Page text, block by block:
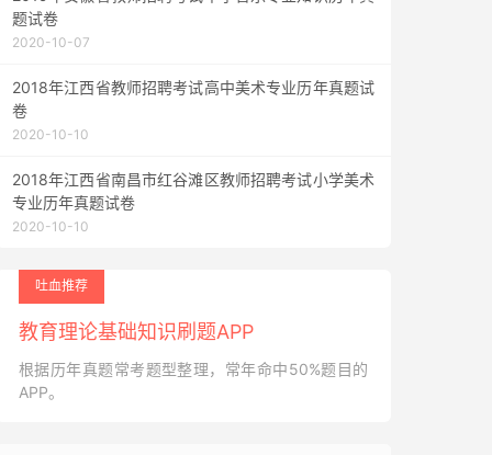
题试卷
2020-10-07
2018年江西省教师招聘考试高中美术专业历年真题试
卷
2020-10-10
2018年江西省南昌市红谷滩区教师招聘考试小学美术
专业历年真题试卷
2020-10-10
吐血推荐
教育理论基础知识刷题APP
根据历年真题常考题型整理，常年命中50%题目的
APP。